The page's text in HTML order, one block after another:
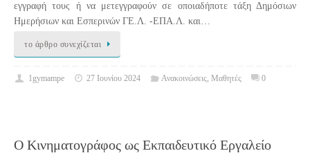
εγγραφή τους ή να μετεγγραφούν σε οποιαδήποτε τάξη Δημόσιων
Ημερήσιων και Εσπερινών ΓΕ.Λ. -ΕΠΑ.Λ. και…
το άρθρο συνεχίζεται
1gymampe 27 Ιουνίου 2024 Ανακοινώσεις, Μαθητές 0
Ο Κινηματογράφος ως Εκπαιδευτικό Εργαλείο